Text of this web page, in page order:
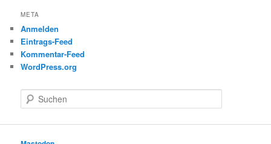
META
Anmelden
Eintrags-Feed
Kommentar-Feed
WordPress.org
u
e